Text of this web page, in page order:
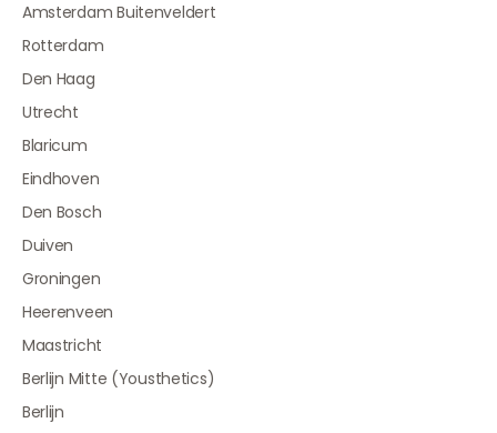
Amsterdam Buitenveldert
Rotterdam
Den Haag
Utrecht
Blaricum
Eindhoven
Den Bosch
Duiven
Groningen
Heerenveen
Maastricht
Berlijn Mitte (Yousthetics)
Berlijn